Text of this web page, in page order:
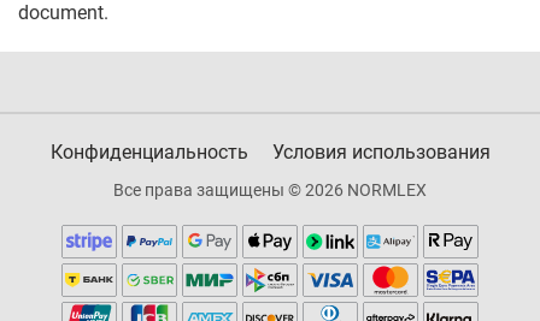
document.
Конфиденциальность Условия использования
Все права защищены © 2026 NORMLEX